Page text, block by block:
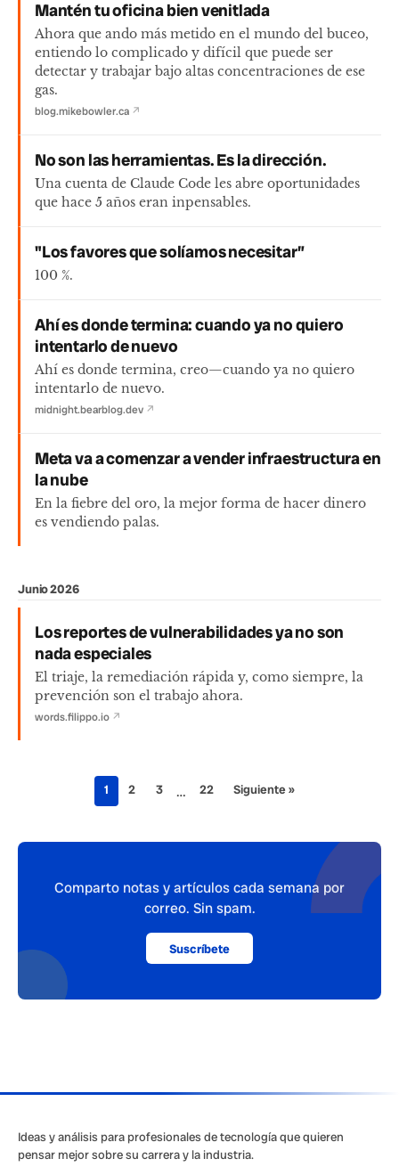
Mantén tu oficina bien venitlada
Ahora que ando más metido en el mundo del buceo,
entiendo lo complicado y difícil que puede ser
detectar y trabajar bajo altas concentraciones de ese
gas.
blog.mikebowler.ca ↗
No son las herramientas. Es la dirección.
Una cuenta de Claude Code les abre oportunidades
que hace 5 años eran inpensables.
"Los favores que solíamos necesitar”
100 %.
Ahí es donde termina: cuando ya no quiero
intentarlo de nuevo
Ahí es donde termina, creo—cuando ya no quiero
intentarlo de nuevo.
midnight.bearblog.dev ↗
Meta va a comenzar a vender infraestructura en
la nube
En la fiebre del oro, la mejor forma de hacer dinero
es vendiendo palas.
Junio 2026
Los reportes de vulnerabilidades ya no son
nada especiales
El triaje, la remediación rápida y, como siempre, la
prevención son el trabajo ahora.
words.filippo.io ↗
1 2 3 … 22 Siguiente »
Comparto notas y artículos cada semana por
correo. Sin spam.
Suscríbete
Ideas y análisis para profesionales de tecnología que quieren
pensar mejor sobre su carrera y la industria.